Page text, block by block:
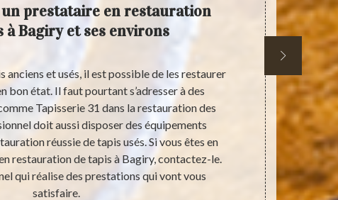
un prestataire en restauration
à Bagiry et ses environs
anciens et usés, il est possible de les restaurer
bon état. Il faut pourtant s’adresser à des
Tapisserie 31 dans la restauration des
doit aussi disposer des équipements
réussie de tapis usés. Si vous êtes en
restauration de tapis à Bagiry, contactez-le.
qui réalise des prestations qui vont vous
satisfaire.
Si vous
restaurer
travail